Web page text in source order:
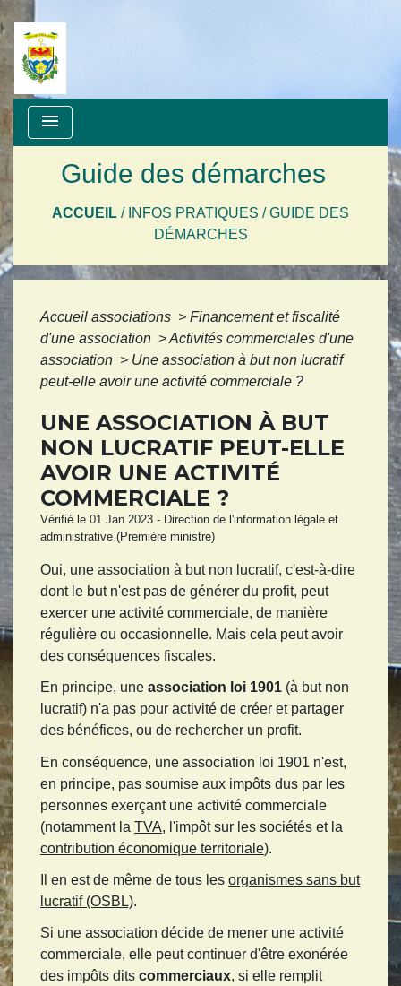
menu
Guide des démarches
ACCUEIL / INFOS PRATIQUES /GUIDE DES
DÉMARCHES
Accueil associations > Financement et fiscalité
d'une association >Activités commerciales d'une
association > Une association à but non lucratif
peut-elle avoir une activité commerciale ?
UNE ASSOCIATION À BUT
NON LUCRATIF PEUT-ELLE
AVOIR UNE ACTIVITÉ
COMMERCIALE ?
Vérifié le 01 Jan 2023 - Direction de l'information légale et
administrative (Première ministre)
Oui, une association à but non lucratif, c'est-à-dire
dont le but n'est pas de générer du profit, peut
exercer une activité commerciale, de manière
régulière ou occasionnelle. Mais cela peut avoir
des conséquences fiscales.
En principe, une association loi 1901 (à but non
lucratif) n'a pas pour activité de créer et partager
des bénéfices, ou de rechercher un profit.
En conséquence, une association loi 1901 n'est,
en principe, pas soumise aux impôts dus par les
personnes exerçant une activité commerciale
(notamment la TVA, l'impôt sur les sociétés et la
contribution économique territoriale).
Il en est de même de tous les organismes sans but
lucratif (OSBL).
Si une association décide de mener une activité
commerciale, elle peut continuer d'être exonérée
des impôts dits commerciaux, si elle remplit